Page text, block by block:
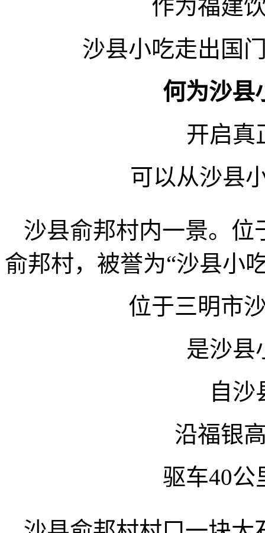
作为福建
沙县小吃走出国
何为沙县
开启真
可以从沙县
沙县俞邦村内一景。位
俞邦村，被誉为“沙县小
位于三明市
是沙县
自沙
沿福银
驱车40公